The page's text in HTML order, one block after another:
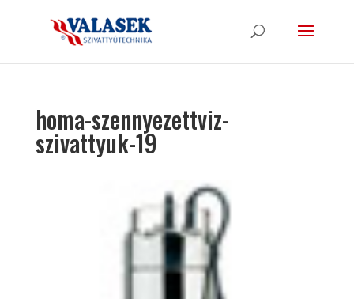
homa-szennyezettviz-
szivattyuk-19